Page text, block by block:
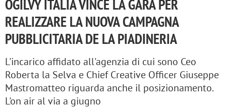
OGILVY ITALIA VINCE LA GARA PER
REALIZZARE LA NUOVA CAMPAGNA
PUBBLICITARIA DE LA PIADINERIA
L'incarico affidato all'agenzia di cui sono Ceo
Roberta la Selva e Chief Creative Officer Giuseppe
Mastromatteo riguarda anche il posizionamento.
L'on air al via a giugno